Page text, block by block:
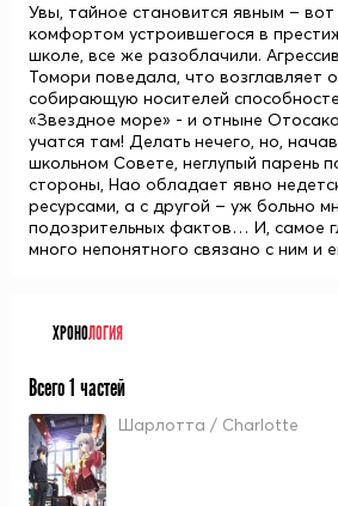
Увы, тайное становится явным –
комфортом устроившегося в
школе, все же разоблачили.
Томори поведала, что возглавляет
собирающую носителей
«Звездное море» - и отныне
учатся там! Делать нечего, но,
школьном Совете, неглупый парень
стороны, Нао обладает явно
ресурсами, а с другой – уж больно
подозрительных фактов… И, самое
много непонятного связано с ним и
ХРОНОЛОГИЯ
Всего 1 частей
Шарлотта / Charlotte